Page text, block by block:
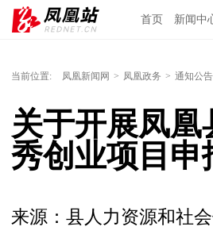
首页 新闻中
当前位置: 凤凰新闻网 > 凤凰政务 > 通知公告
关于开展凤凰
秀创业项目申
来源：县人力资源和社